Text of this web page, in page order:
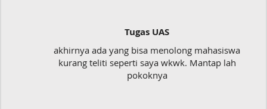
Tugas UAS
akhirnya ada yang bisa menolong mahasiswa
kurang teliti seperti saya wkwk. Mantap lah
pokoknya